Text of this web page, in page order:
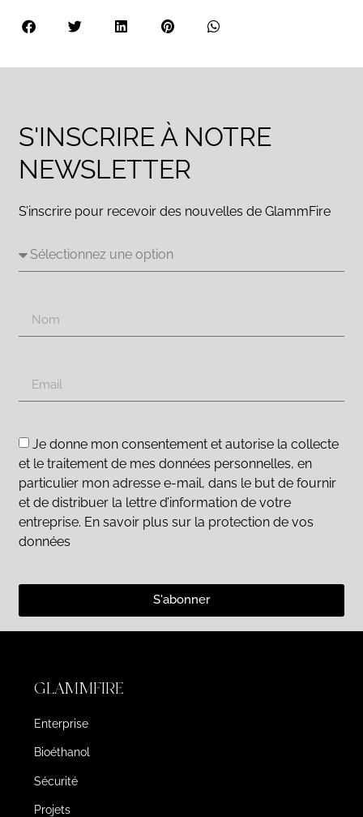
S'INSCRIRE À NOTRE
NEWSLETTER
S’inscrire pour recevoir des nouvelles de GlammFire
Je donne mon consentement et autorise la collecte
et le traitement de mes données personnelles, en
particulier mon adresse e-mail, dans le but de fournir
et de distribuer la lettre d’information de votre
entreprise. En savoir plus sur la protection de vos
données
S'abonner
GLAMMFIRE
Enterprise
Bioéthanol
Sécurité
Projets